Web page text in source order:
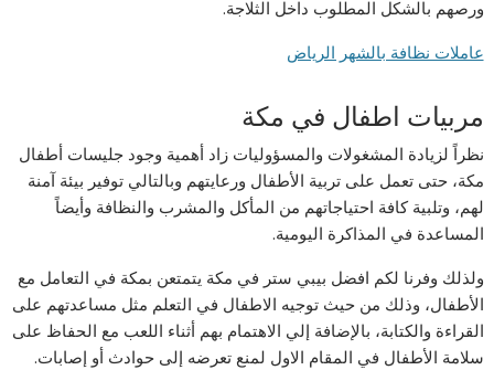
ورصهم بالشكل المطلوب داخل الثلاجة.
عاملات نظافة بالشهر الرياض
مربيات اطفال في مكة
نظراً لزيادة المشغولات والمسؤوليات زاد أهمية وجود جليسات أطفال
مكة، حتى تعمل على تربية الأطفال ورعايتهم وبالتالي توفير بيئة آمنة
لهم، وتلبية كافة احتياجاتهم من المأكل والمشرب والنظافة وأيضاً
المساعدة في المذاكرة اليومية.
ولذلك وفرنا لكم افضل بيبي ستر في مكة يتمتعن بمكة في التعامل مع
الأطفال، وذلك من حيث توجيه الاطفال في التعلم مثل مساعدتهم على
القراءة والكتابة، بالإضافة إلي الاهتمام بهم أثناء اللعب مع الحفاظ على
سلامة الأطفال في المقام الاول لمنع تعرضه إلى حوادث أو إصابات.